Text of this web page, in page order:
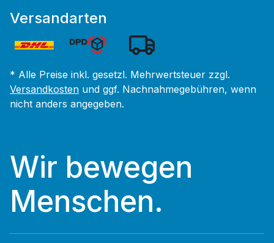
Versandarten
* Alle Preise inkl. gesetzl. Mehrwertsteuer zzgl.
Versandkosten und ggf. Nachnahmegebühren, wenn
nicht anders angegeben.
Wir bewegen
Menschen.